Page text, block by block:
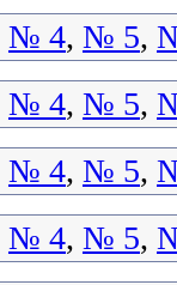
№ 4, № 5,
№ 4, № 5,
№ 4, № 5,
№ 4, № 5,